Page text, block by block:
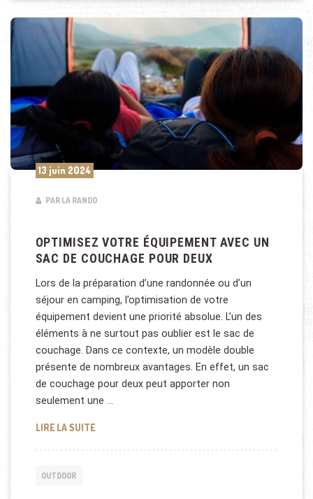
13 juin 2024
PAR LA RANDO
OPTIMISEZ VOTRE ÉQUIPEMENT AVEC UN
SAC DE COUCHAGE POUR DEUX
Lors de la préparation d’une randonnée ou d’un
séjour en camping, l’optimisation de votre
équipement devient une priorité absolue. L’un des
éléments à ne surtout pas oublier est le sac de
couchage. Dans ce contexte, un modèle double
présente de nombreux avantages. En effet, un sac
de couchage pour deux peut apporter non
seulement une …
LIRE LA SUITEOPTIMISEZ VOTRE ÉQUIPEMENT AVEC UN SAC DE
OUTDOOR